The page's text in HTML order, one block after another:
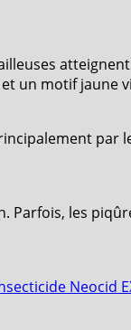
un motif jaune
les
Neocid